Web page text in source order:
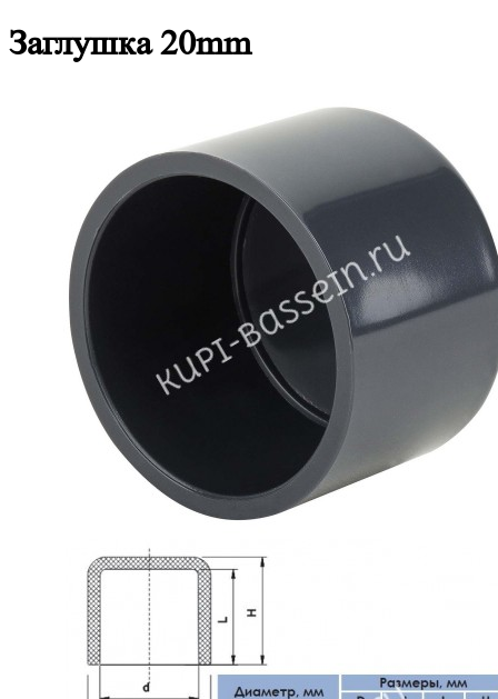
Заглушка 20mm